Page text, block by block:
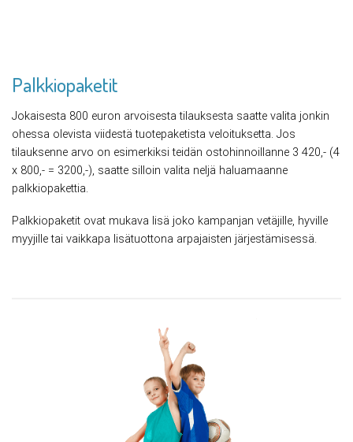
Palkkiopaketit
Jokaisesta 800 euron arvoisesta tilauksesta saatte valita jonkin
ohessa olevista viidestä tuotepaketista veloituksetta. Jos
tilauksenne arvo on esimerkiksi teidän ostohinnoillanne 3 420,- (4
x 800,- = 3200,-), saatte silloin valita neljä haluamaanne
palkkiopakettia.
Palkkiopaketit ovat mukava lisä joko kampanjan vetäjille, hyville
myyjille tai vaikkapa lisätuottona arpajaisten järjestämisessä.